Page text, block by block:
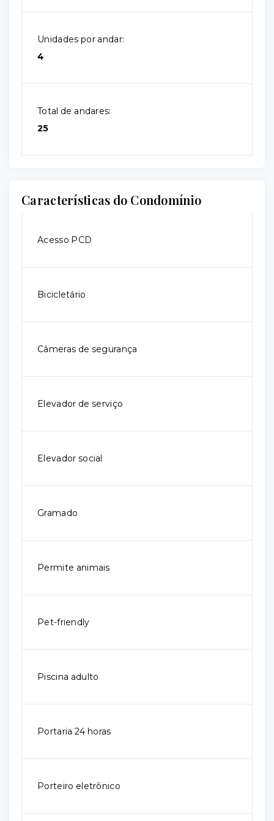
Unidades por andar:
4
Total de andares:
25
Características do Condomínio
Acesso PCD
Bicicletário
Câmeras de segurança
Elevador de serviço
Elevador social
Gramado
Permite animais
Pet-friendly
Piscina adulto
Portaria 24 horas
Porteiro eletrônico